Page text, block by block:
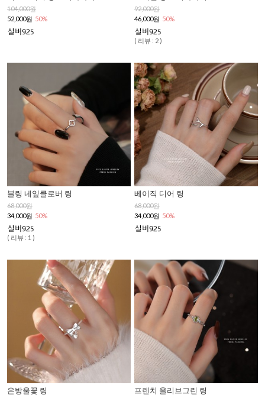
104,000원
52,000원 50%
92,000원
46,000원 50%
( 리뷰 : 2 )
블링 네잎클로버 링
68,000원
34,000원 50%
( 리뷰 : 1 )
베이직 디어 링
68,000원
34,000원 50%
은방울꽃 링 프렌치 올리브그린 링